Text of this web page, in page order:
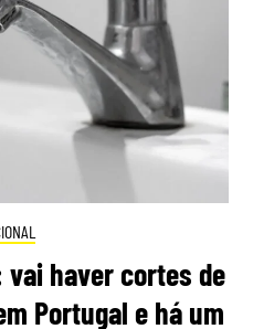
vai haver cortes de
Portugal e há um